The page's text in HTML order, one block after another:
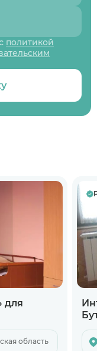
политикой
для
область